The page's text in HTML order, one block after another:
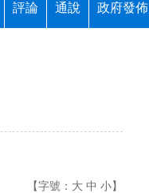
評論 通說 政府發佈
【字號： 大 中 小】